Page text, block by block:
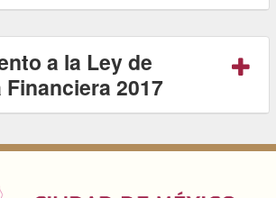
a la Ley de
2017